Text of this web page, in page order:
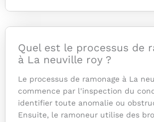
Quel est le processus de
à La neuville roy ?
Le processus de ramonage à La
commence par l'inspection du
identifier toute anomalie ou
Ensuite, le ramoneur utilise des